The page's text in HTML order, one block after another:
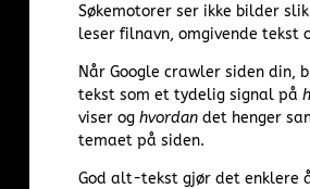
Søkemotorer ser ikke bilder
leser filnavn, omgivende tekst
Når Google crawler siden din,
tekst som et tydelig signal på
viser oghvordan det henger
temaet på siden.
God alt-tekst gjør det enklere